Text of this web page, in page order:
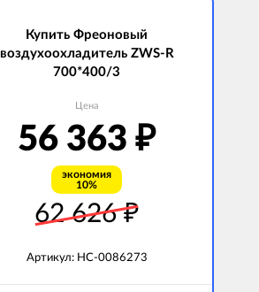
Купить Фреоновый
воздухоохладитель ZWS-R
700*400/3
Цена
56 363 ₽
экономия
10%
62 626₽
Артикул: НС-0086273